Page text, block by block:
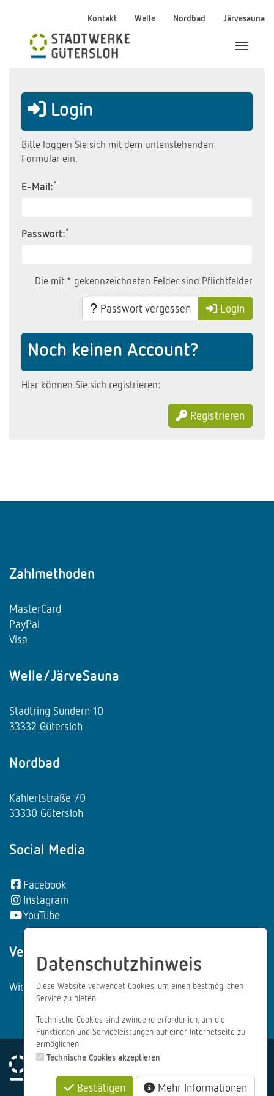
Kontakt Welle Nordbad Järvesauna
Menü
Login
Bitte loggen Sie sich mit dem untenstehenden
Formular ein.
E-Mail:*
Passwort:*
Die mit * gekennzeichneten Felder sind Pflichtfelder
Passwort vergessen Login
Noch keinen Account?
Hier können Sie sich registrieren:
Registrieren
Zahlmethoden
MasterCard
PayPal
Visa
Welle/JärveSauna
Stadtring Sundern 10
33332 Gütersloh
Nordbad
Kahlertstraße 70
33330 Gütersloh
Social Media
Facebook
Instagram
YouTube
Vertrag wiederrufen:
Widerrufsformular
Impressum Datenschutz AGB
Datenschutzhinweis
Diese Website verwendet Cookies, um einen bestmöglichen
Service zu bieten.
Technische Cookies sind zwingend erforderlich, um die
Funktionen und Serviceleistungen auf einer Internetseite zu
ermöglichen.
Technische Cookies akzeptieren
Bestätigen Mehr Informationen